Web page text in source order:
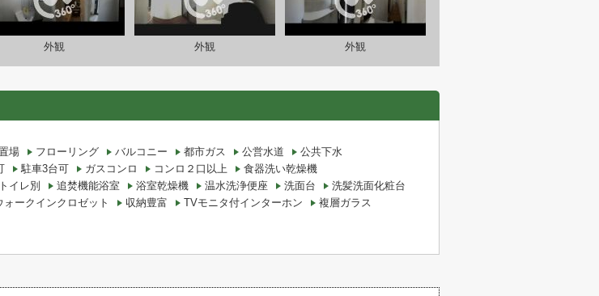
外観 外観 外観
場 フローリング バルコニー 都市ガス 公営水道
公共下水
駐車3台可 ガスコンロ コンロ２口以上
食器洗い乾燥機
イレ別 追焚機能浴室 浴室乾燥機 温水洗浄便座 洗面台
洗髪洗面化粧台
ォークインクロゼット 収納豊富 TVモニタ付インターホン
複層ガラス